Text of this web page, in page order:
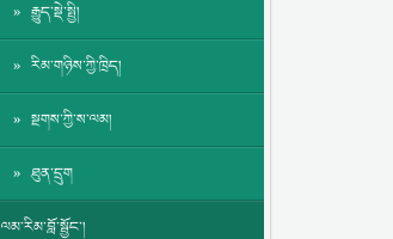
རྒྱུད་སྡེ་སྤྱི།
རིམ་གཉིས་ཀྱི་ཁྲིད།
སྔགས་ཀྱི་ས་ལམ།
ཐུན་དྲུག
ལམ་རིམ་བློ་སྦྱོང་།